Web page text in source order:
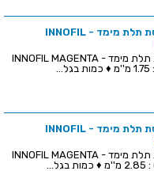
גליל חוט PLA למדפסת תלת מימד - INNOFIL
גליל חוט PLA למדפסת תלת מימד - INNOFIL MAGENTA
גליל חוט PLA למדפסת תלת מימד - INNOFIL
גליל חוט PLA למדפסת תלת מימד - INNOFIL MAGENTA